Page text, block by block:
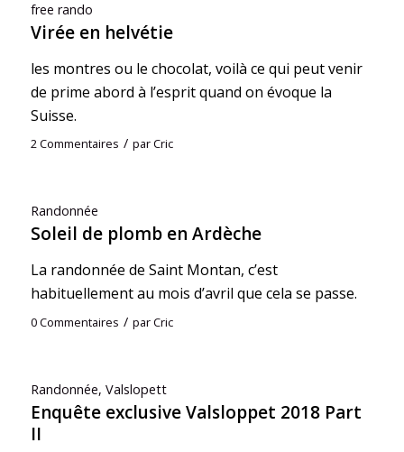
free rando
Virée en helvétie
les montres ou le chocolat, voilà ce qui peut venir
de prime abord à l’esprit quand on évoque la
Suisse.
2 Commentaires / parCric
Randonnée
Soleil de plomb en Ardèche
La randonnée de Saint Montan, c’est
habituellement au mois d’avril que cela se passe.
0 Commentaires / parCric
Randonnée, Valslopett
Enquête exclusive Valsloppet 2018 Part
II